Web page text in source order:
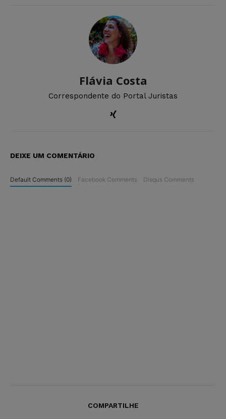
Flávia Costa
Correspondente do Portal Juristas
DEIXE UM COMENTÁRIO
Default Comments (0) Facebook Comments Disqus Comments
COMPARTILHE